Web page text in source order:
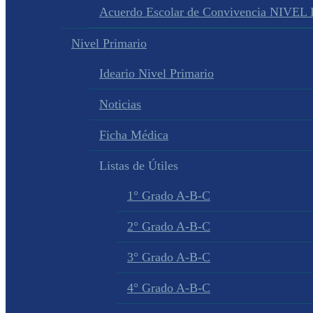
Acuerdo Escolar de Convivencia
Nivel Primario
Ideario Nivel Primario
Noticias
Ficha Médica
Listas de Útiles
1° Grado A-B-C
2° Grado A-B-C
3° Grado A-B-C
4° Grado A-B-C